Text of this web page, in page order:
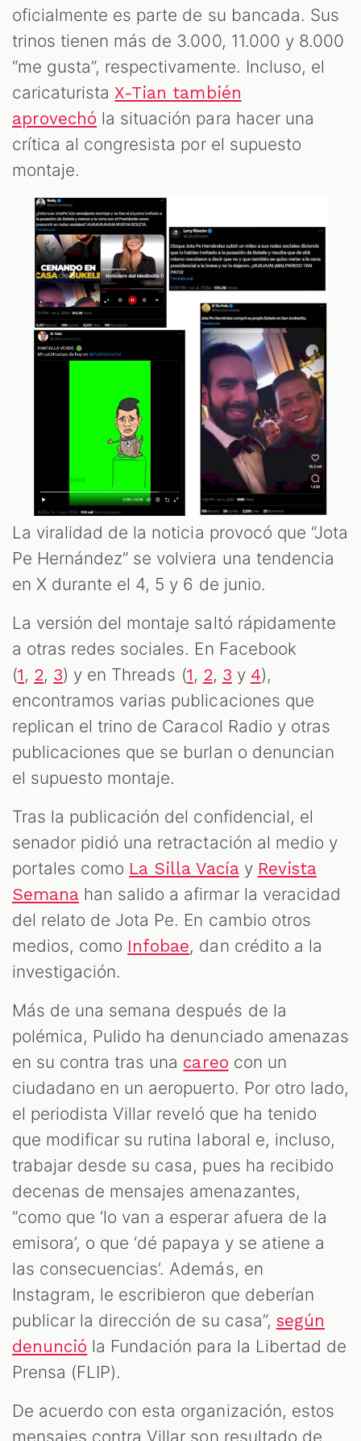
oficialmente es parte de su bancada. Sus
trinos tienen más de 3.000, 11.000 y 8.000
“me gusta”, respectivamente. Incluso, el
caricaturista X-Tian también
aprovechó la situación para hacer una
crítica al congresista por el supuesto
montaje.
La viralidad de la noticia provocó que “Jota
Pe Hernández” se volviera una tendencia
en X durante el 4, 5 y 6 de junio.
La versión del montaje saltó rápidamente
a otras redes sociales. En Facebook
(1, 2, 3) y en Threads (1, 2, 3 y 4),
encontramos varias publicaciones que
replican el trino de Caracol Radio y otras
publicaciones que se burlan o denuncian
el supuesto montaje.
Tras la publicación del confidencial, el
senador pidió una retractación al medio y
portales como La Silla Vacíay Revista
Semana han salido a afirmar la veracidad
del relato de Jota Pe. En cambio otros
medios, como Infobae, dan crédito a la
investigación.
Más de una semana después de la
polémica, Pulido ha denunciado amenazas
en su contra tras una careo con un
ciudadano en un aeropuerto. Por otro lado,
el periodista Villar reveló que ha tenido
que modificar su rutina laboral e, incluso,
trabajar desde su casa, pues ha recibido
decenas de mensajes amenazantes,
“como que ‘lo van a esperar afuera de la
emisora’, o que ‘dé papaya y se atiene a
las consecuencias’. Además, en
Instagram, le escribieron que deberían
publicar la dirección de su casa”, según
denunció la Fundación para la Libertad de
Prensa (FLIP).
De acuerdo con esta organización, estos
mensajes contra Villar son resultado de